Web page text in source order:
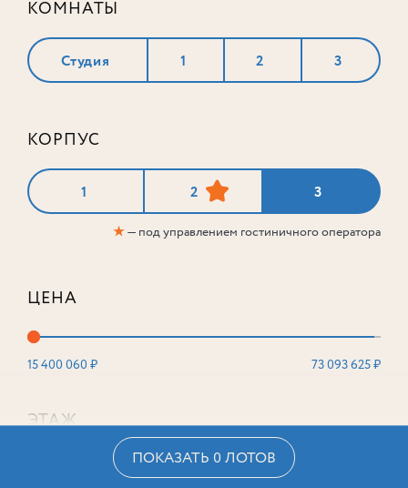
КОМНАТЫ
Студия 1 2 3
КОРПУС
1 2 3
★— под управлением гостиничного оператора
ЦЕНА
15 400 060 ₽ 73 093 625 ₽
ЭТАЖ
ПОКАЗАТЬ 0 ЛОТОВ